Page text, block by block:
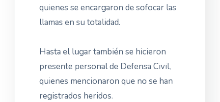
quienes se encargaron de sofocar las
llamas en su totalidad.
Hasta el lugar también se hicieron
presente personal de Defensa Civil,
quienes mencionaron que no se han
registrados heridos.